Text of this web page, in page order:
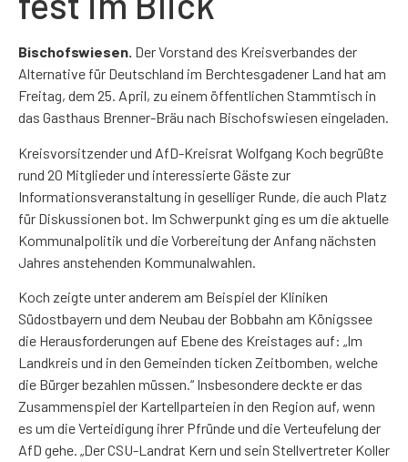
Bischofswiesen. Der Vorstand des Kreisverbandes der
Alternative für Deutschland im Berchtesgadener Land hat am
Freitag, dem 25. April, zu einem öffentlichen Stammtisch in
das Gasthaus Brenner-Bräu nach Bischofswiesen eingeladen.
Kreisvorsitzender und AfD-Kreisrat Wolfgang Koch begrüßte
rund 20 Mitglieder und interessierte Gäste zur
Informationsveranstaltung in geselliger Runde, die auch Platz
für Diskussionen bot. Im Schwerpunkt ging es um die aktuelle
Kommunalpolitik und die Vorbereitung der Anfang nächsten
Jahres anstehenden Kommunalwahlen.
Koch zeigte unter anderem am Beispiel der Kliniken
Südostbayern und dem Neubau der Bobbahn am Königssee
die Herausforderungen auf Ebene des Kreistages auf: „Im
Landkreis und in den Gemeinden ticken Zeitbomben, welche
die Bürger bezahlen müssen.“ Insbesondere deckte er das
Zusammenspiel der Kartellparteien in den Region auf, wenn
es um die Verteidigung ihrer Pfründe und die Verteufelung der
AfD gehe. „Der CSU-Landrat Kern und sein Stellvertreter Koller